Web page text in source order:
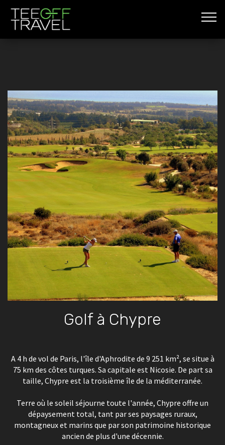
Golf à Chypre
A 4 h de vol de Paris, l'île d'Aphrodite de 9 251 km², se situe à
75 km des côtes turques. Sa capitale est Nicosie. De part sa
taille, Chypre est la troisième île de la méditerranée.
Terre où le soleil séjourne toute l'année, Chypre offre un
dépaysement total, tant par ses paysages ruraux,
montagneux et marins que par son patrimoine historique
ancien de plus d'une décennie.